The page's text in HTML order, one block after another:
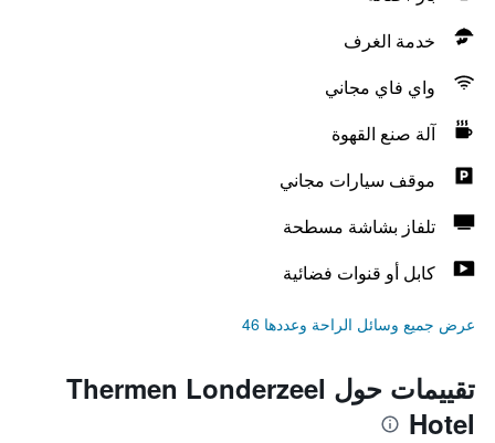
خدمة الغرف
واي فاي مجاني
آلة صنع القهوة
موقف سيارات مجاني
تلفاز بشاشة مسطحة
كابل أو قنوات فضائية
عرض جميع وسائل الراحة وعددها 46
تقييمات حول Thermen Londerzeel
Hotel